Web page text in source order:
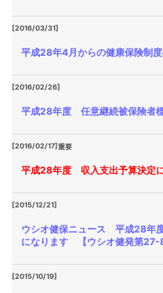
[2016/03/31]
平成28年4月からの健康保険制
[2016/02/26]
平成28年度 任意継続被保険者
[2016/02/17]重要
平成28年度 収入支出予算決定
[2015/12/21]
ウシオ健保ニュース 平成28年
になります 【ウシオ健発第27-
[2015/10/19]